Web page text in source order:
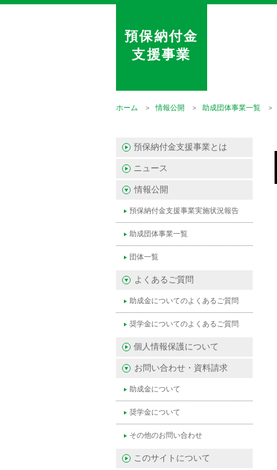
預保納付金
支援事業
ホーム 情報公開 助成団体事業一覧
預保納付金支援事業とは
ニュース
情報公開
預保納付金支援事業実施状況報告
助成団体事業一覧
団体一覧
よくあるご質問
助成金についてのよくあるご質問
奨学金についてのよくあるご質問
個人情報保護について
お問い合わせ・資料請求
助成金について
奨学金について
その他のお問い合わせ
このサイトについて